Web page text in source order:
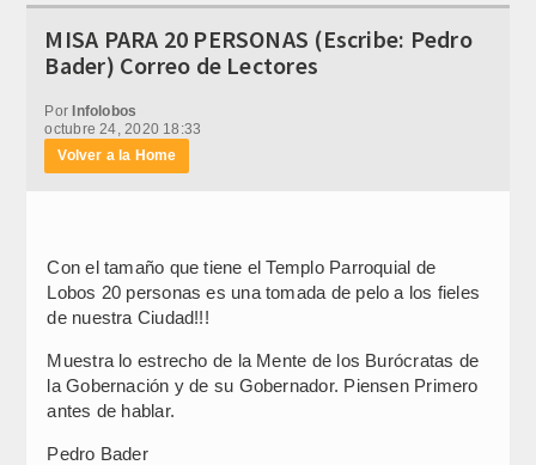
MISA PARA 20 PERSONAS (Escribe: Pedro
Bader) Correo de Lectores
Por Infolobos
octubre 24, 2020 18:33
Volver a la Home
Con el tamaño que tiene el Templo Parroquial de
Lobos 20 personas es una tomada de pelo a los fieles
de nuestra Ciudad!!!
Muestra lo estrecho de la Mente de los Burócratas de
la Gobernación y de su Gobernador. Piensen Primero
antes de hablar.
Pedro Bader